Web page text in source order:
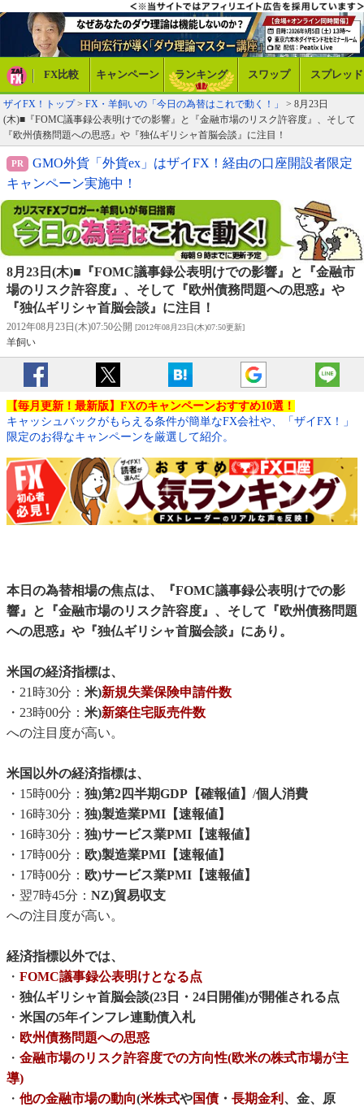
FX比較 キャンペーン ランキング スワップ スプレッド
ザイFX！トップ> FX・羊飼いの「今日の為替はこれで動く！」
> 8月23日
(木)■『FOMC議事録公表明けでの影響』と『金融市場のリスク許容度』、そして
『欧州債務問題への思惑』や『独仏ギリシャ首脳会談』に注目！
GMO外貨「外貨ex」はザイFX！経由の口座開設者限定
キャンペーン実施中！
8月23日(木)■『FOMC議事録公表明けでの影響』と『金融市
場のリスク許容度』、そして『欧州債務問題への思惑』や
『独仏ギリシャ首脳会談』に注目！
2012年08月23日(木)07:50公開 [2012年08月23日(木)07:50更新]
羊飼い
【毎月更新！最新版】FXのキャンペーンおすすめ10選！
キャッシュバックがもらえる条件が簡単なFX会社や、「ザイFX！」
限定のお得なキャンペーンを厳選して紹介。
本日の為替相場の焦点は、『FOMC議事録公表明けでの影
響』と『金融市場のリスク許容度』、そして『欧州債務問題
への思惑』や『独仏ギリシャ首脳会談』にあり。
米国の経済指標は、
・21時30分： 米)新規失業保険申請件数
・23時00分： 米)新築住宅販売件数
への注目度が高い。
米国以外の経済指標は、
・15時00分： 独)第2四半期GDP【確報値】 /個人消費
・16時30分： 独)製造業PMI【速報値】
・16時30分： 独)サービス業PMI【速報値】
・17時00分： 欧)製造業PMI【速報値】
・17時00分： 欧)サービス業PMI【速報値】
・翌7時45分： NZ)貿易収支
への注目度が高い。
経済指標以外では、
・ FOMC議事録公表明けとなる点
・ 独仏ギリシャ首脳会談(23日・24日開催)が開催される点
・ 米国の5年インフレ連動債入札
・ 欧州債務問題への思惑
・ 金融市場のリスク許容度での方向性(欧米の株式市場が主
導)
・ 他の金融市場の動向(米株式や国債・ 長期金利 、金、原